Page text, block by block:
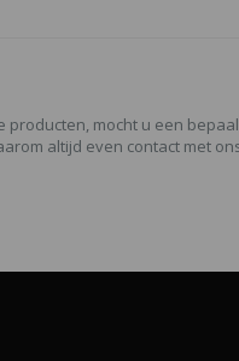
mocht u een
altijd even contact met